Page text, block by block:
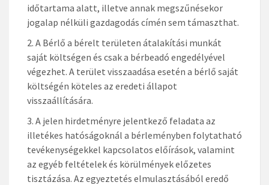
időtartama alatt, illetve annak megszűnésekor
jogalap nélküli gazdagodás címén sem támaszthat.
A Bérlő a bérelt területen átalakítási munkát
saját költségen és csak a bérbeadó engedélyével
végezhet. A terület visszaadása esetén a bérlő saját
költségén köteles az eredeti állapot
visszaállítására.
A jelen hirdetményre jelentkező feladata az
illetékes hatóságoknál a bérleményben folytatható
tevékenységekkel kapcsolatos előírások, valamint
az egyéb feltételek és körülmények előzetes
tisztázása. Az egyeztetés elmulasztásából eredő